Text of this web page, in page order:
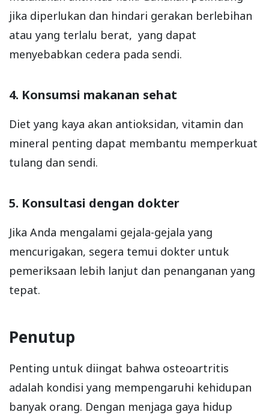
jika diperlukan dan hindari gerakan berlebihan
atau yang terlalu berat, yang dapat
menyebabkan cedera pada sendi.
4. Konsumsi makanan sehat
Diet yang kaya akan antioksidan, vitamin dan
mineral penting dapat membantu memperkuat
tulang dan sendi.
5. Konsultasi dengan dokter
Jika Anda mengalami gejala-gejala yang
mencurigakan, segera temui dokter untuk
pemeriksaan lebih lanjut dan penanganan yang
tepat.
Penutup
Penting untuk diingat bahwa osteoartritis
adalah kondisi yang mempengaruhi kehidupan
banyak orang. Dengan menjaga gaya hidup